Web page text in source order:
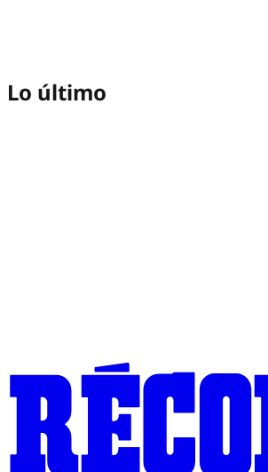
Lo último